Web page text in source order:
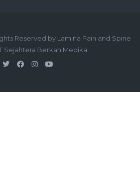
Reserved by Lamina Pain and Spine
Sejahtera Berkah Medika